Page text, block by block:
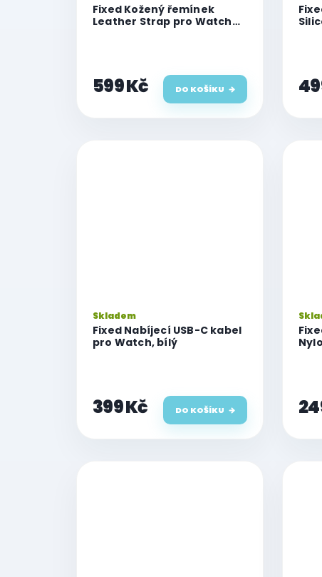
Fixed Kožený řemínek
Leather Strap pro Watch
599 Kč DO KOŠÍKU
Fixed Nabíjecí USB-C kabel
pro Watch, bílý
Skladem
399 Kč DO KOŠÍKU